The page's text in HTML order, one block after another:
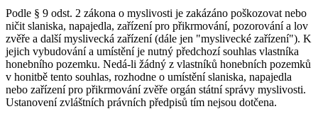
Podle § 9 odst. 2 zákona o myslivosti je zakázáno poškozovat nebo
ničit slaniska, napajedla, zařízení pro přikrmování, pozorování a lov
zvěře a další myslivecká zařízení (dále jen "myslivecké zařízení"). K
jejich vybudování a umístění je nutný předchozí souhlas vlastníka
honebního pozemku. Nedá-li žádný z vlastníků honebních pozemků
v honitbě tento souhlas, rozhodne o umístění slaniska, napajedla
nebo zařízení pro přikrmování zvěře orgán státní správy myslivosti.
Ustanovení zvláštních právních předpisů tím nejsou dotčena.